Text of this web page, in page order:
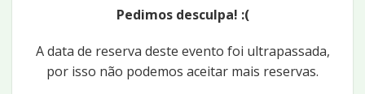
Pedimos desculpa! :(
A data de reserva deste evento foi ultrapassada,
por isso não podemos aceitar mais reservas.